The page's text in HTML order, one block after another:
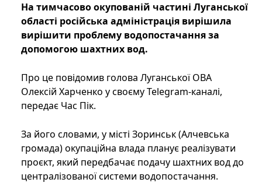
На тимчасово окупованій частині Луганської
області російська адміністрація вирішила
вирішити проблему водопостачання за
допомогою шахтних вод.
Про це повідомив голова Луганської ОВА
Олексій Харченко у своєму Telegram-каналі,
передає Час Пік.
За його словами, у місті Зоринськ (Алчевська
громада) окупаційна влада планує реалізувати
проєкт, який передбачає подачу шахтних вод до
централізованої системи водопостачання.